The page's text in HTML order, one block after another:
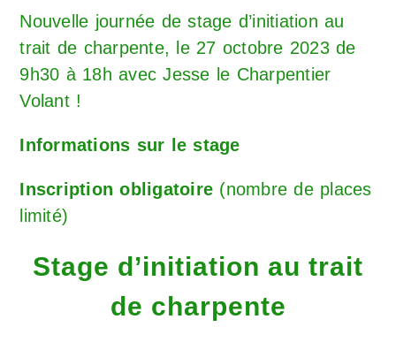
Nouvelle journée de stage d’initiation au
trait de charpente, le 27 octobre 2023 de
9h30 à 18h avec Jesse le Charpentier
Volant !
Informations sur le stage
Inscription obligatoire (nombre de places
limité)
Stage d’initiation au trait
de charpente